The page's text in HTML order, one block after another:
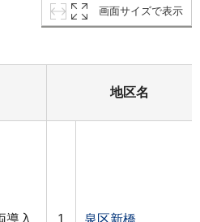
画面サイズで表示
地区名
導入 1 泉区新橋